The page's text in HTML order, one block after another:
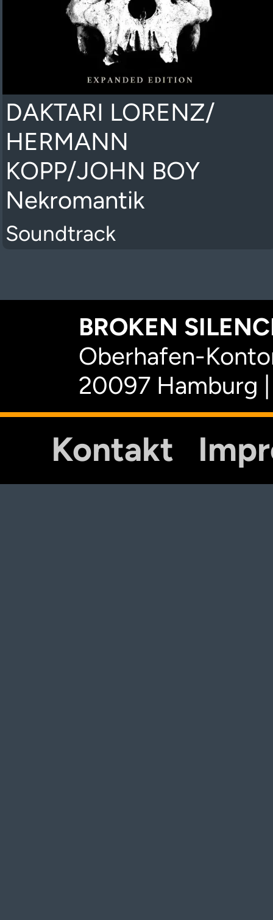
DAKTARI LORENZ/
HERMANN
KOPP/JOHN BOY
Nekromantik
Soundtrack
BROKEN
Oberhafen-
20097 Hamburg
Kontakt